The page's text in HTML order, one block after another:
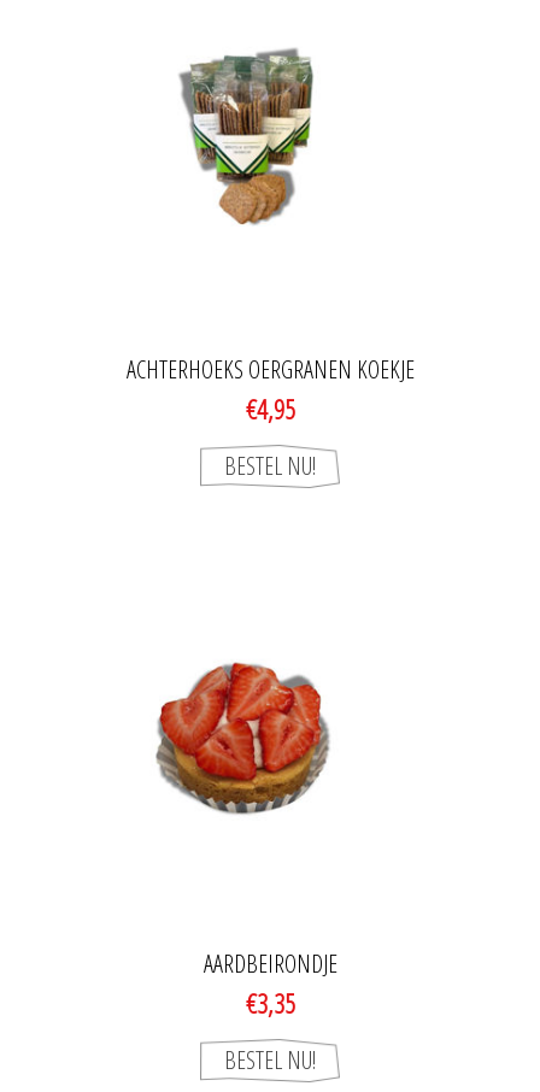
ACHTERHOEKS OERGRANEN KOEKJE
€4,95
AARDBEIRONDJE
€3,35